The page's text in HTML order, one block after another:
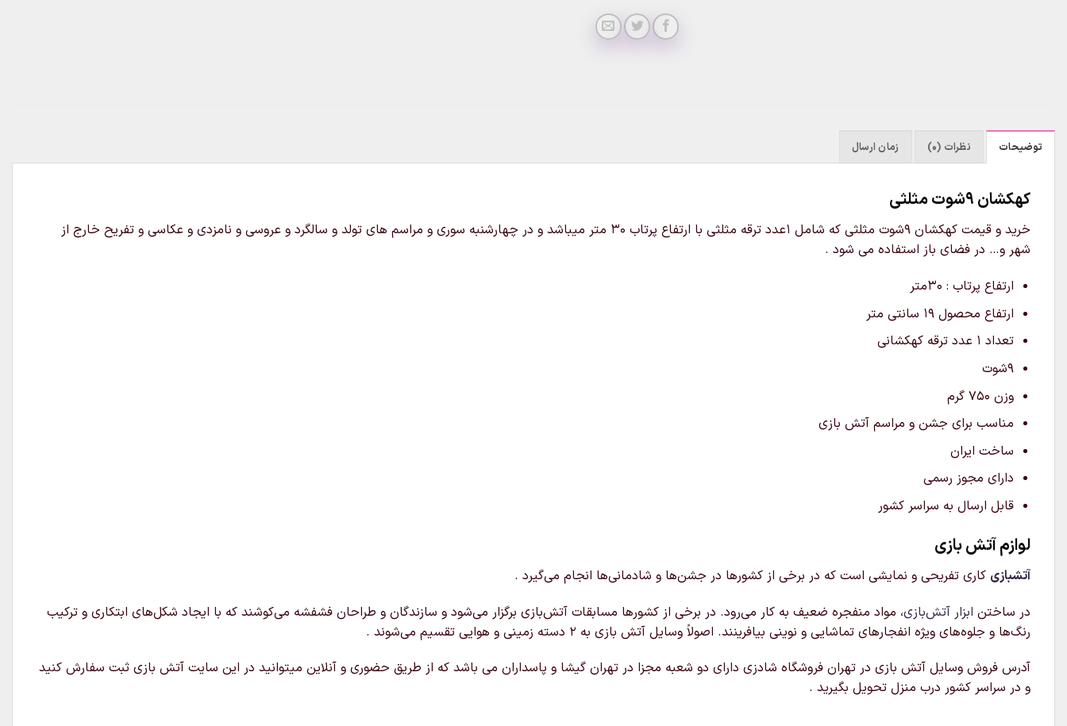
توضیحات نظرات (0) زمان ارسال
کهکشان 9شوت مثلثی
خرید و قیمت کهکشان 9شوت مثلثی که شامل 1عدد ترقه مثلثی با ارتفاع پرتاب 30 متر میباشد و در چهارشنبه سوری و مراسم های تولد و سالگرد و عروسی و نامزدی و عکاسی و تفریح خارج از
شهر و… در فضای باز استفاده می شود .
ارتفاع پرتاب : 30متر
ارتفاع محصول 19 سانتی متر
تعداد ۱ عدد ترقه کهکشانی
9شوت
وزن 750 گرم
مناسب برای جشن و مراسم آتش بازی
ساخت ایران
دارای مجوز رسمی
قابل ارسال به سراسر کشور
لوازم آتش بازی
آتشبازی کاری تفریحی و نمایشی است که در برخی از کشورها در جشن‌ها و شادمانی‌ها انجام می‌گیرد .
در ساختن ابزار آتش‌بازی، مواد منفجره ضعیف به کار می‌رود. در برخی از کشورها مسابقات آتش‌بازی برگزار می‌شود و سازندگان و طراحان فشفشه می‌کوشند که با ایجاد شکل‌های ابتکاری و ترکیب
رنگ‌ها و جلوه‌های ویژه انفجارهای تماشایی و نوینی بیافرینند. اصولاً وسایل آتش بازی به ۲ دسته زمینی و هوایی تقسیم می‌شوند .
آدرس فروش وسایل آتش بازی در تهران فروشگاه شادزی دارای دو شعبه مجزا در تهران گیشا و پاسداران می باشد که از طریق حضوری و آنلاین میتوانید در این سایت آتش بازی ثبت سفارش کنید
و در سراسر کشور درب منزل تحویل بگیرید .